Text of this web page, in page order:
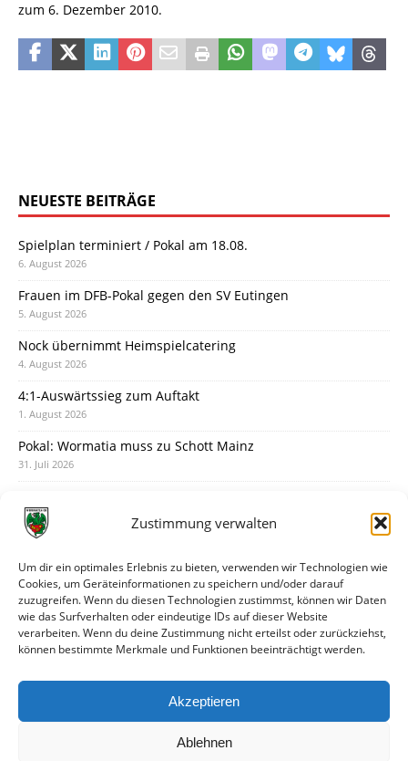
Zustimmung verwalten
Um dir ein optimales Erlebnis zu bieten, verwenden wir Technologien wie
Cookies, um Geräteinformationen zu speichern und/oder darauf
zuzugreifen. Wenn du diesen Technologien zustimmst, können wir Daten
wie das Surfverhalten oder eindeutige IDs auf dieser Website
verarbeiten. Wenn du deine Zustimmung nicht erteilst oder zurückziehst,
können bestimmte Merkmale und Funktionen beeinträchtigt werden.
Akzeptieren
Ablehnen
zum 6. Dezember 2010.
NEUESTE BEITRÄGE
Spielplan terminiert / Pokal am 18.08.
6. August 2026
Frauen im DFB-Pokal gegen den SV Eutingen
5. August 2026
Nock übernimmt Heimspielcatering
4. August 2026
4:1-Auswärtssieg zum Auftakt
1. August 2026
Pokal: Wormatia muss zu Schott Mainz
31. Juli 2026
30. Juli 2026
28. Juli 2026
Neuer Rückensponsor
28. Juli 2026
Neue Podcast-Folge: So tickt Björn!
Eindrücke vom Stadionfest
27. Juli 2026